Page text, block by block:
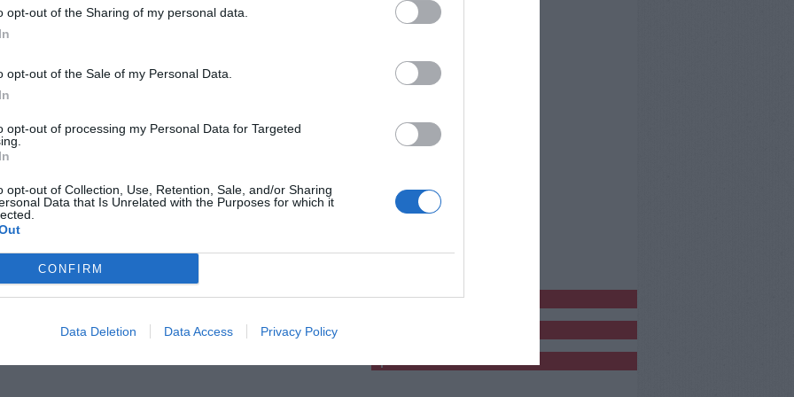
opt-out of the Sharing of my personal data.
opt-out of the Sale of my Personal Data.
opt-out of processing my Personal Data for Targeted
opt-out of Collection, Use, Retention, Sale, and/or Sharing
Data that Is Unrelated with the Purposes for which it
CONFIRM
Data Deletion Data Access Privacy Policy
2026
in un negozio e aggredisce il titolare:
avrebbe rubato alcuni articoli da un negozio
Santa Maria Novella, poi, scoperto dal
e aggredendo il commerciante. È con [...]
2026
record a Firenze, ancora 41 gradi e
rosso prorogato fino a venerdì
resta nella morsa dell’ondata di caldo con
del Ministero della Salute ha confermato il
rosso per oggi e domani, [...]
pubblicitàCl